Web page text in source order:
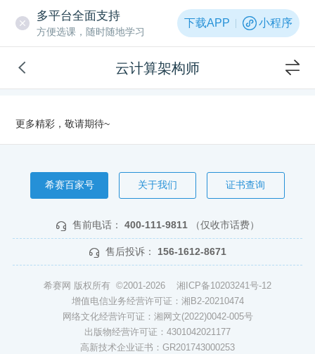
多平台全面支持
方便选课，随时随地学习
下载APP 小程序
云计算架构师
更多精彩，敬请期待~
希赛百家号 关于我们 证书查询
售前电话： 400-111-9811 （仅收市话费）
售后投诉： 156-1612-8671
希赛网 版权所有 ©2001-2026 湘ICP备10203241号-12
增值电信业务经营许可证：湘B2-20210474
网络文化经营许可证：湘网文(2022)0042-005号
出版物经营许可证：4301042021177
高新技术企业证书：GR201743000253